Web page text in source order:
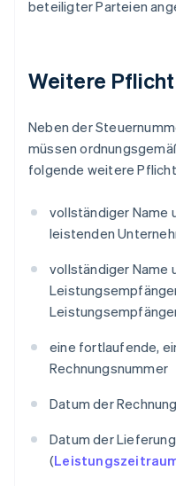
beteiligter Parteien
Weitere
Neben der
müssen
folgende weitere
vollständiger Name
leistenden
vollständiger Name
eine fortlaufende,
Rechnungsnummer
Datum der
Datum der
(